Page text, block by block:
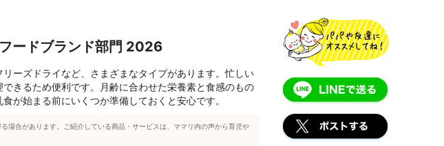
ードブランド部門 2026
ーズドライなど、さまざまなタイプがあります。忙しい
きるため便利です。月齢に合わせた栄養素と食感のもの
が始まる前にいくつか準備しておくと安心です。
場合があります。ご紹介している商品・サービスは、ママリ内の声から育児や